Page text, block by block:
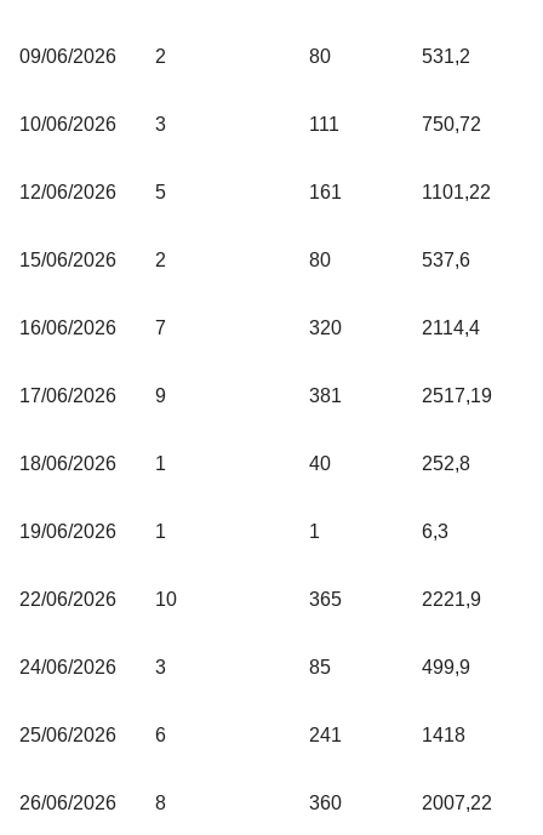
09/06/2026 2 80 531,2
10/06/2026 3 111 750,72
12/06/2026 5 161 1101,22
15/06/2026 2 80 537,6
16/06/2026 7 320 2114,4
17/06/2026 9 381 2517,19
18/06/2026 1 40 252,8
19/06/2026 1 1 6,3
22/06/2026 10 365 2221,9
24/06/2026 3 85 499,9
25/06/2026 6 241 1418
26/06/2026 8 360 2007,22